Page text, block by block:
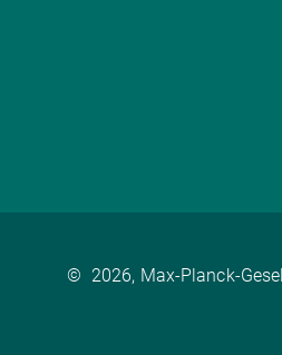
© 2026, Max-Planck-